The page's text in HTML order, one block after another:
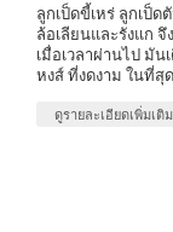
ลูกเป็ดขี้เหร่ ลูกเป็
ล้อเลียนและรังแก
เมื่อเวลาผ่านไป มั
หงส์ ที่งดงาม ในที่สุ
ดูรายละเอียดเพิ่มเติม